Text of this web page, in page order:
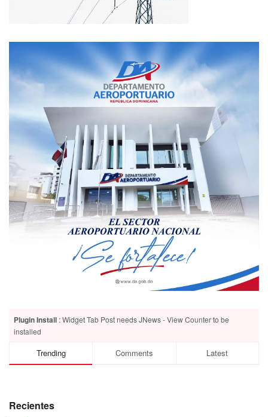
Plugin Install : Widget Tab Post needs JNews - View Counter to be
installed
Trending Comments Latest
Recientes